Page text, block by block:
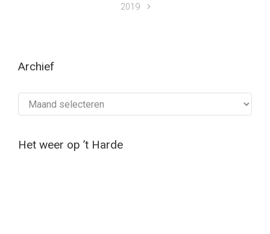
2019
Archief
Het weer op ’t Harde